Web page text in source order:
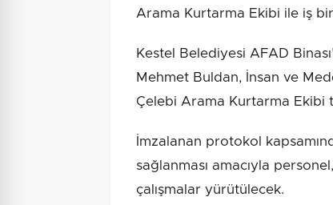
Arama Kurtarma Ekibi ile iş
Kestel Belediyesi AFAD
Mehmet Buldan, İnsan ve
Çelebi Arama Kurtarma Ekibi
İmzalanan protokol
sağlanması amacıyla
çalışmalar yürütülecek.